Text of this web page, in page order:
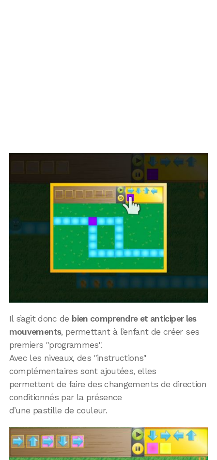
Il s’agit donc de bien comprendre et anticiper les
mouvements, permettant à l’enfant de créer ses
premiers "programmes".
Avec les niveaux, des "instructions"
complémentaires sont ajoutées, elles
permettent de faire des changements de direction
conditionnés par la présence
d’une pastille de couleur.